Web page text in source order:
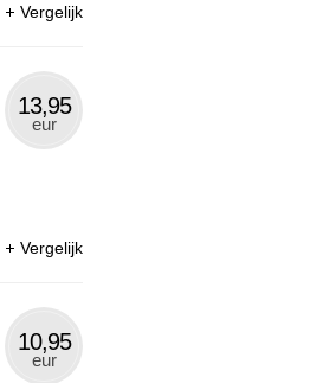
Vergelijk
13,95
eur
Vergelijk
10,95
eur